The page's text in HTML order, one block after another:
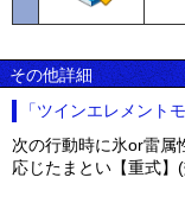
その他詳細
「ツインエレメント
次の行動時に氷or雷属
応じたまとい【重式】